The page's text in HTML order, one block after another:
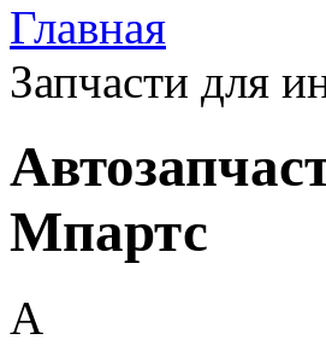
Главная
Запчасти для
Мпартс
A